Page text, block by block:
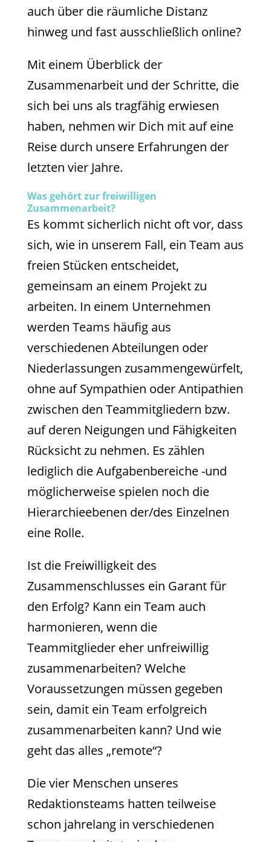
auch über die räumliche Distanz
hinweg und fast ausschließlich online?
Mit einem Überblick der
Zusammenarbeit und der Schritte, die
sich bei uns als tragfähig erwiesen
haben, nehmen wir Dich mit auf eine
Reise durch unsere Erfahrungen der
letzten vier Jahre.
Was gehört zur freiwilligen
Zusammenarbeit?
Es kommt sicherlich nicht oft vor, dass
sich, wie in unserem Fall, ein Team aus
freien Stücken entscheidet,
gemeinsam an einem Projekt zu
arbeiten. In einem Unternehmen
werden Teams häufig aus
verschiedenen Abteilungen oder
Niederlassungen zusammengewürfelt,
ohne auf Sympathien oder Antipathien
zwischen den Teammitgliedern bzw.
auf deren Neigungen und Fähigkeiten
Rücksicht zu nehmen. Es zählen
lediglich die Aufgabenbereiche -und
möglicherweise spielen noch die
Hierarchieebenen der/des Einzelnen
eine Rolle.
Ist die Freiwilligkeit des
Zusammenschlusses ein Garant für
den Erfolg? Kann ein Team auch
harmonieren, wenn die
Teammitglieder eher unfreiwillig
zusammenarbeiten? Welche
Voraussetzungen müssen gegeben
sein, damit ein Team erfolgreich
zusammenarbeiten kann? Und wie
geht das alles „remote“?
Die vier Menschen unseres
Redaktionsteams hatten teilweise
schon jahrelang in verschiedenen